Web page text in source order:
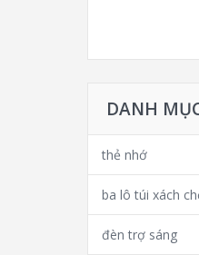
DANH
thẻ nhớ
ba lô túi xách
đèn trợ sáng